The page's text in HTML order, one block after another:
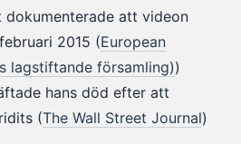
dokumenterade att videon
2015 (European
lagstiftande församling))
hans död efter att
(The Wall Street Journal)